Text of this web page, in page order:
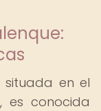
situada en el
es conocida